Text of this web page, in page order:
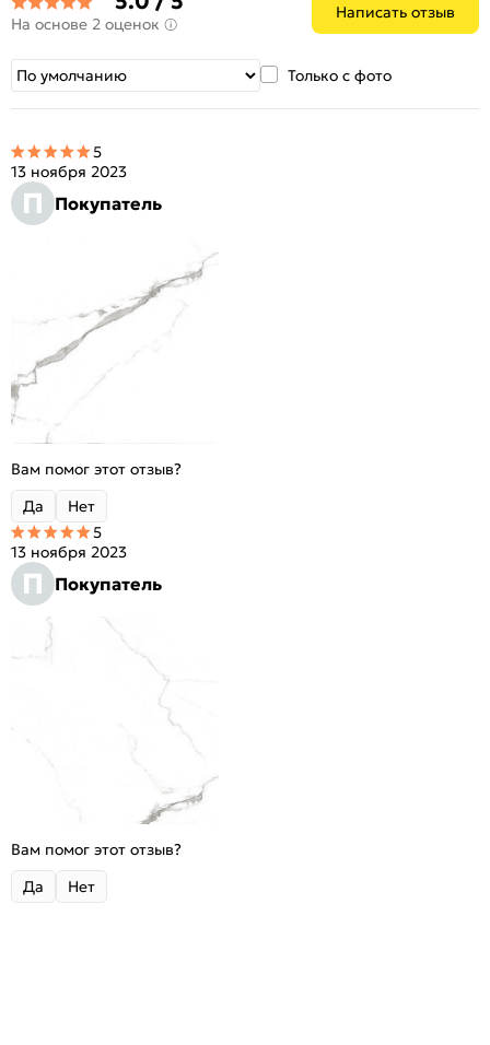
На основе 2 оценок
Написать отзыв
Только с фото
П Покупатель
13 ноября 2023
5
Вам помог этот отзыв?
Да
Нет
П Покупатель
13 ноября 2023
5
Вам помог этот отзыв?
Да
Нет